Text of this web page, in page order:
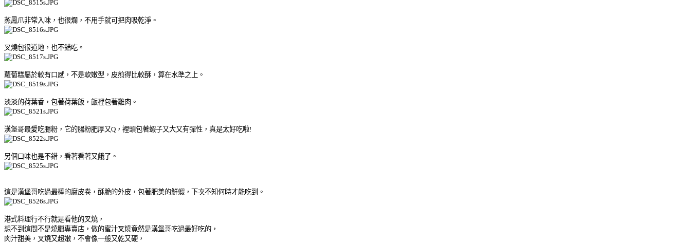
蒸鳳爪非常入味，也很爛，不用手就可把肉吸乾淨。
叉燒包很道地，也不錯吃。
蘿蔔糕屬於較有口感，不是軟嫩型，皮煎得比較酥，算在水準之上。
淡淡的荷葉香，包著荷葉飯，飯裡包著雞肉。
漢堡哥最愛吃腸粉，它的腸粉肥厚又Q，裡頭包著蝦子又大又有彈性，真是太好吃啦!
另個口味也是不錯，看著看著又餓了。
這是漢堡哥吃過最棒的腐皮卷，酥脆的外皮，包著肥美的鮮蝦，下次不知何時才能吃到。
港式料理行不行就是看他的叉燒，
想不到這間不是燒臘專賣店，做的蜜汁叉燒竟然是漢堡哥吃過最好吃的，
肉汁甜美，叉燒又超嫩，不會像一般又乾又硬，